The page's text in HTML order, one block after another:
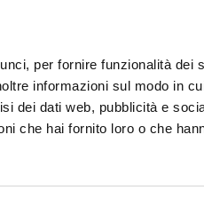
per fornire funzionalità dei
informazioni sul modo in
dei dati web, pubblicità e
che hai fornito loro o che